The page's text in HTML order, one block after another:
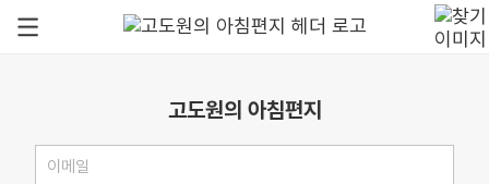
고도원의 아침편지